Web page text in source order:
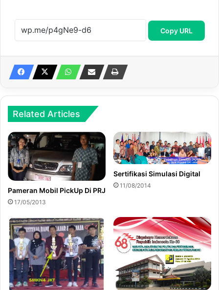
Copy URL
Related Articles
Pameran Mobil PickUp Di PRJ
17/05/2013
Sertifikasi Simulasi Digital
11/08/2014